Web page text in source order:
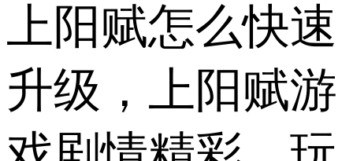
上阳赋怎么快速
升级，上阳赋游